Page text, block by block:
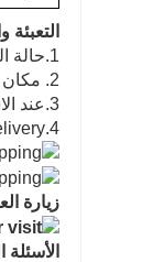
1.حالة الخشب الرقائقي المفضلة ، قوة ضغطها وتحملها الاستثنائي أفضل.
2. مكان اللوحة قليلا ، وشكل التربة صحيح ، فمن الأفضل في مانعة للتسرب ومقاومة للماء.
3.عند الاستيراد ، تكون حالة الخشب الرقائقي خالية من التبخير ، يكون النظام واضحًا.
4.Delivery عنصر: في غضون 7-15 يوما بعد الحصول على السعر الخاص بك
زيارة
الأسئلة